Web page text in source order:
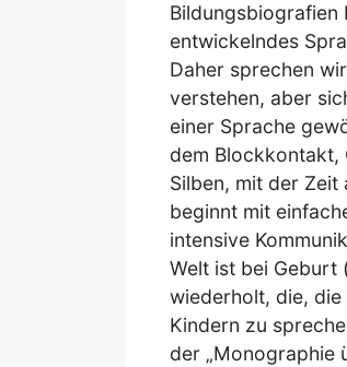
Bildungsbiografien
entwickelndes
Daher sprechen
verstehen, aber
einer Sprache
dem Blockkontakt,
Silben, mit der
beginnt mit
intensive
Welt ist bei Geburt
wiederholt, die,
Kindern zu
der „Monographie